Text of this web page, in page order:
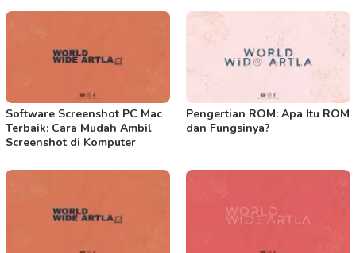
Software Screenshot PC Mac
Terbaik: Cara Mudah Ambil
Screenshot di Komputer
Pengertian ROM: Apa Itu ROM
dan Fungsinya?